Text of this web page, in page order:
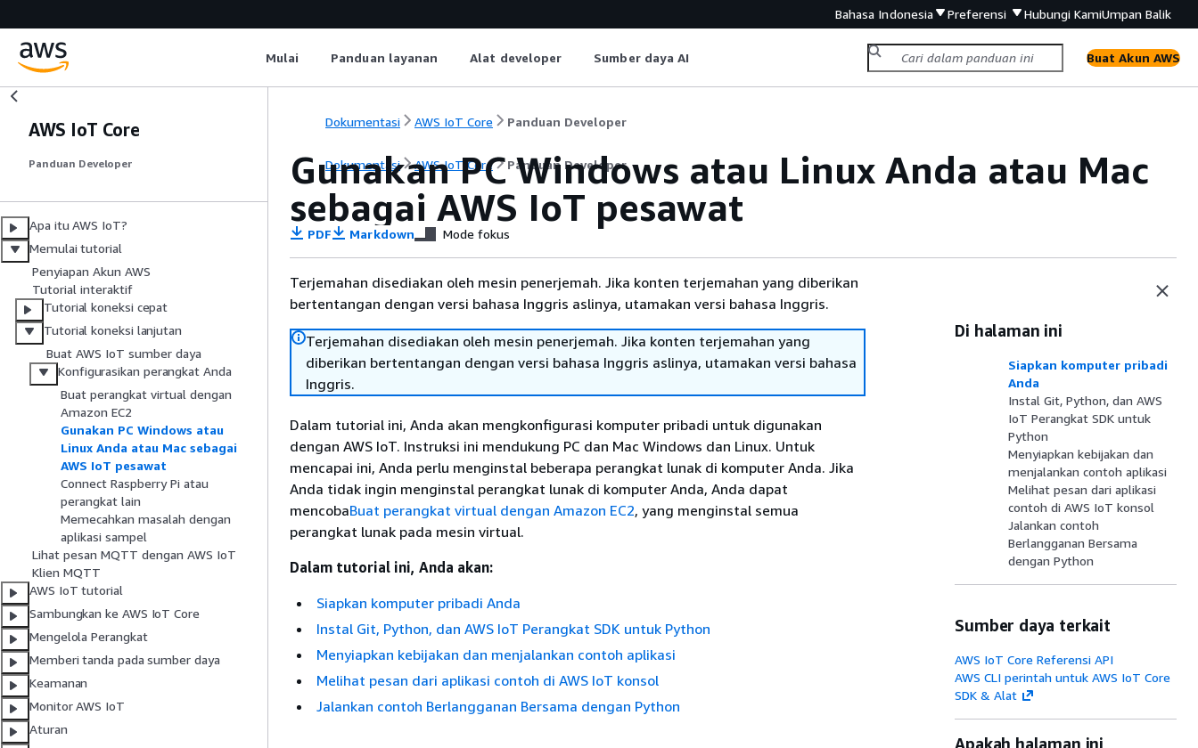
Bahasa Indonesia Preferensi Hubungi KamiUmpan Balik
Mulai Panduan layanan Alat developer Sumber daya AI Buat Akun AWS
AWS IoT Core
Panduan Developer
Apa itu AWS IoT?
Memulai tutorial
Penyiapan Akun AWS
Tutorial interaktif
Tutorial koneksi cepat
Tutorial koneksi lanjutan
Buat AWS IoT sumber daya
Konfigurasikan perangkat Anda
Buat perangkat virtual dengan
Amazon EC2
Gunakan PC Windows atau
Linux Anda atau Mac sebagai
AWS IoT pesawat
Connect Raspberry Pi atau
perangkat lain
Memecahkan masalah dengan
aplikasi sampel
Lihat pesan MQTT dengan AWS IoT
Klien MQTT
AWS IoT tutorial
Sambungkan ke AWS IoT Core
Mengelola Perangkat
Memberi tanda pada sumber daya
Keamanan
Monitor AWS IoT
Aturan
Dokumentasi AWS IoT Core Panduan Developer
Dokumentasi AWS IoT Core Panduan Developer
Gunakan PC Windows atau Linux Anda atau Mac
sebagai AWS IoT pesawat
PDF Markdown Mode fokus
Terjemahan disediakan oleh mesin penerjemah. Jika konten terjemahan yang diberikan
bertentangan dengan versi bahasa Inggris aslinya, utamakan versi bahasa Inggris.
Terjemahan disediakan oleh mesin penerjemah. Jika konten terjemahan yang
diberikan bertentangan dengan versi bahasa Inggris aslinya, utamakan versi bahasa
Inggris.
Dalam tutorial ini, Anda akan mengkonfigurasi komputer pribadi untuk digunakan
dengan AWS IoT. Instruksi ini mendukung PC dan Mac Windows dan Linux. Untuk
mencapai ini, Anda perlu menginstal beberapa perangkat lunak di komputer Anda. Jika
Anda tidak ingin menginstal perangkat lunak di komputer Anda, Anda dapat
mencobaBuat perangkat virtual dengan Amazon EC2, yang menginstal semua
perangkat lunak pada mesin virtual.
Dalam tutorial ini, Anda akan:
Siapkan komputer pribadi Anda
Instal Git, Python, dan AWS IoT Perangkat SDK untuk Python
Menyiapkan kebijakan dan menjalankan contoh aplikasi
Melihat pesan dari aplikasi contoh di AWS IoT konsol
Jalankan contoh Berlangganan Bersama dengan Python
Di halaman ini
Siapkan komputer pribadi
Anda
Instal Git, Python, dan AWS
IoT Perangkat SDK untuk
Python
Menyiapkan kebijakan dan
menjalankan contoh aplikasi
Melihat pesan dari aplikasi
contoh di AWS IoT konsol
Jalankan contoh
Berlangganan Bersama
dengan Python
Sumber daya terkait
AWS IoT Core Referensi API
AWS CLI perintah untuk AWS IoT Core
SDK & Alat
Apakah halaman ini